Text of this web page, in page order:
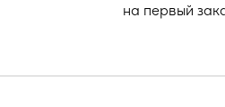
на первый